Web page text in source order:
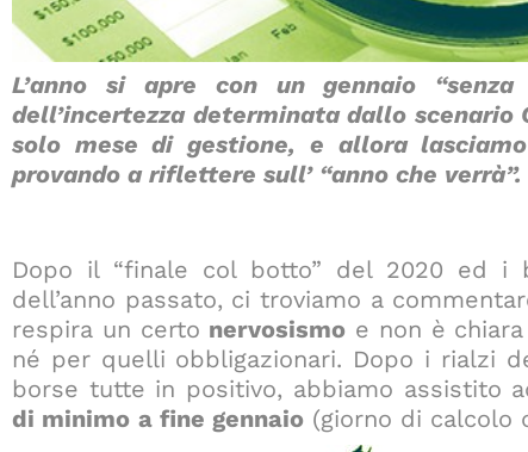
L’anno si apre con un gennaio
dell’incertezza determinata dallo scenario
solo mese di gestione, e allora
provando a riflettere sull’ “anno che verrà”.
Dopo il “finale col botto” del 2020 ed i
dell’anno passato, ci troviamo a
respira un certo nervosismo e non è
né per quelli obbligazionari. Dopo i rialzi
borse tutte in positivo, abbiamo assistito
di minimo a fine gennaio (giorno di calcolo